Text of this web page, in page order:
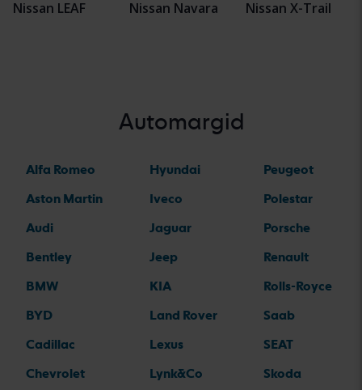
Nissan LEAF
Nissan Navara
Nissan X-Trail
Automargid
Alfa Romeo
Aston Martin
Audi
Bentley
BMW
BYD
Cadillac
Chevrolet
Hyundai
Iveco
Jaguar
Jeep
KIA
Land Rover
Lexus
Lynk&Co
Peugeot
Polestar
Porsche
Renault
Rolls-Royce
Saab
SEAT
Skoda